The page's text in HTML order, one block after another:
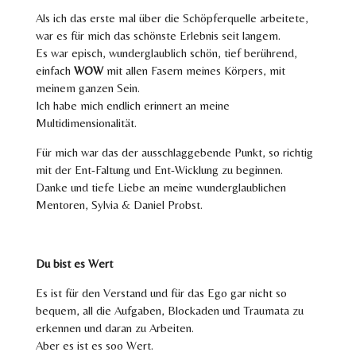
Als ich das erste mal über die Schöpferquelle arbeitete,
war es für mich das schönste Erlebnis seit langem.
Es war episch, wunderglaublich schön, tief berührend,
einfach WOWmit allen Fasern meines Körpers, mit
meinem ganzen Sein.
Ich habe mich endlich erinnert an meine
Multidimensionalität.
Für mich war das der ausschlaggebende Punkt, so richtig
mit der Ent-Faltung und Ent-Wicklung zu beginnen.
Danke und tiefe Liebe an meine wunderglaublichen
Mentoren, Sylvia & Daniel Probst.
Du bist es Wert
Es ist für den Verstand und für das Ego gar nicht so
bequem, all die Aufgaben, Blockaden und Traumata zu
erkennen und daran zu Arbeiten.
Aber es ist es soo Wert.